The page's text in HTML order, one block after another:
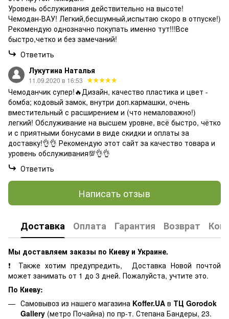
Уровень обслуживания действительно на высоте!
Чемодан-ВАУ! Легкий,бесшумный,испытаю скоро в отпуске!)
Рекомендую однозначно покупать именно тут!!!Все
быстро,четко и без замечаний!
Ответить
Лукутина Наталья
11.09.2020 в 16:53
Чемоданчик супер!🔥Дизайн, качество пластика и цвет -
бомба; кодовый замок, внутри доп.кармашки, очень
вместительный с расширением и (что немаловажно!)
легкий! Обслуживание на высшем уровне, всё быстро, чётко
и с приятными бонусами в виде скидки и оплаты за
доставку!👌👌 Рекомендую этот сайт за качество товара и
уровень обслуживания💯👌👌
Ответить
Написать отзыв
Доставка Оплата Гарантия Возврат
Мы доставляем заказы по Киеву и Украине.
❗ Также хотим предупредить, Доставка Новой почтой
может занимать от 1 до 3 дней. Пожалуйста, учтите это.
По Киеву:
Самовывоз из нашего магазина Koffer.UA в ТЦ Gorodok
Gallery (метро Почайна) по пр-т. Степана Бандеры, 23.